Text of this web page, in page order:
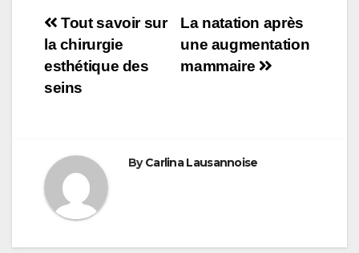
Navigation
de
l’article
La natation après
une augmentation
mammaire
Tout savoir sur
la chirurgie
esthétique des
seins
ByCarlina Lausannoise